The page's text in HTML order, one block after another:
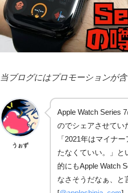
当ブログにはプロモーションが
うぉず
Apple Watch Series
のでシェアさせてい
「2021年はマイナ
たなくていい。」と
的にもApple Watch
なさそうだなぁ、と